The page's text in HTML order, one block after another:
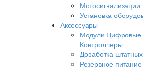
Мотосигнализации
Установка
Аксессуары
Модули Цифровые
Контроллеры
Доработка
Резервное питание